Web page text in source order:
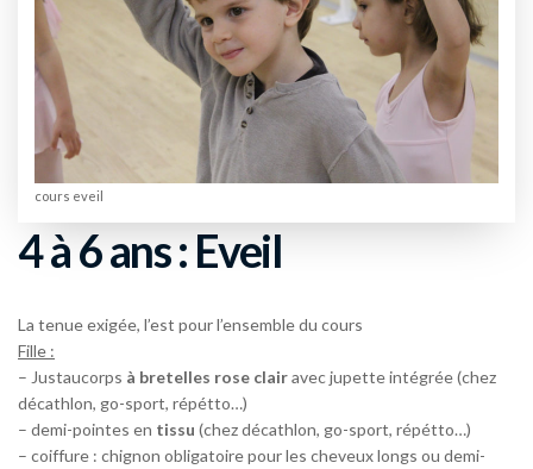
cours eveil
4 à 6 ans : Eveil
La tenue exigée, l’est pour l’ensemble du cours
Fille :
– Justaucorps à bretelles rose clairavec jupette intégrée (chez
décathlon, go-sport, répétto…)
– demi-pointes en tissu (chez décathlon, go-sport, répétto…)
– coiffure : chignon obligatoire pour les cheveux longs ou demi-